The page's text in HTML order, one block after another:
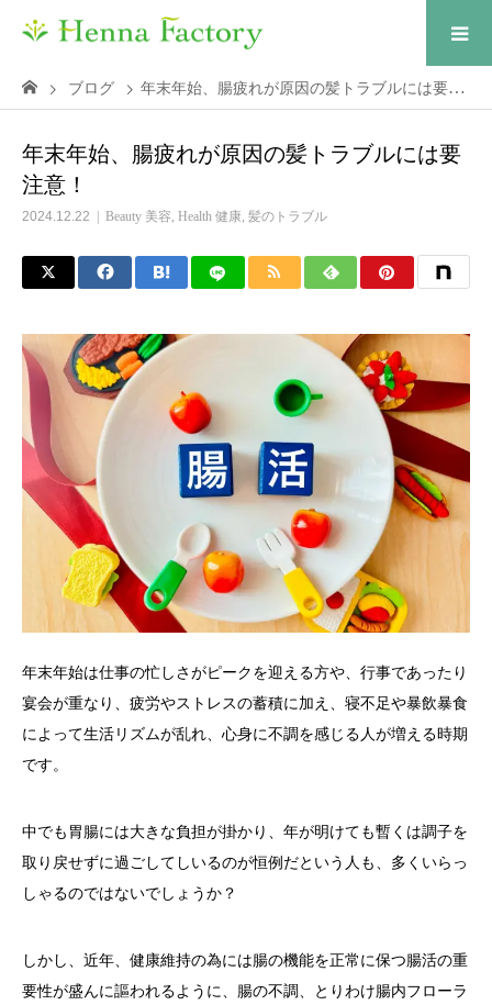
ブログ 年末年始、腸疲れが原因の髪トラブルには要注意！
年末年始、腸疲れが原因の髪トラブルには要
注意！
2024.12.22 Beauty 美容, Health 健康, 髪のトラブル
年末年始は仕事の忙しさがピークを迎える方や、行事であったり
宴会が重なり、疲労やストレスの蓄積に加え、寝不足や暴飲暴食
によって生活リズムが乱れ、心身に不調を感じる人が増える時期
です。
中でも胃腸には大きな負担が掛かり、年が明けても暫くは調子を
取り戻せずに過ごしてしいるのが恒例だという人も、多くいらっ
しゃるのではないでしょうか？
しかし、近年、健康維持の為には腸の機能を正常に保つ腸活の重
要性が盛んに謳われるように、腸の不調、とりわけ腸内フローラ